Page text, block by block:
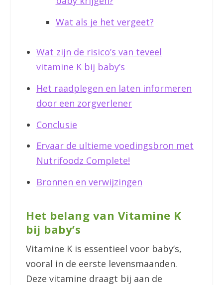
Wat als je het vergeet?
Wat zijn de risico’s van teveel
vitamine K bij baby’s
Het raadplegen en laten informeren
door een zorgverlener
Conclusie
Ervaar de ultieme voedingsbron met
Nutrifoodz Complete!
Bronnen en verwijzingen
Het belang van Vitamine K
bij baby’s
Vitamine K is essentieel voor baby’s,
vooral in de eerste levensmaanden.
Deze vitamine draagt bij aan de